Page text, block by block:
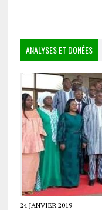
ANALYSES ET DONÉES
24 JANVIER 2019